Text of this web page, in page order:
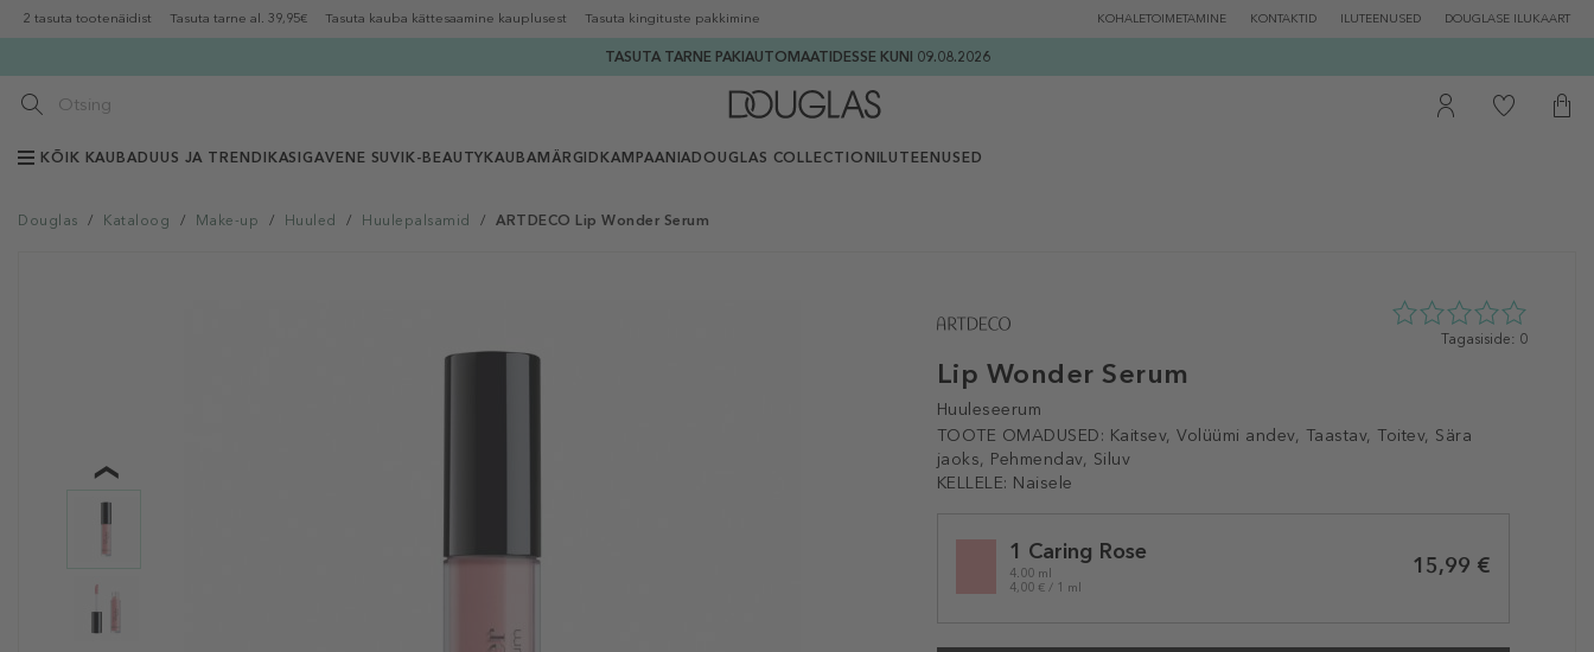
2 tasuta tootenäidist Tasuta tarne al. 39,95€ Tasuta kauba kättesaamine kauplusest Tasuta kingituste pakkimine KOHALETOIMETAMINE KONTAKTID ILUTEENUSED DOUGLASE ILUKAART
TASUTA TARNE PAKIAUTOMAATIDESSE KUNI 09.08.2026
KÕIK KAUBADUUS JA TRENDIKAS IGAVENE SUVI K-BEAUTY KAUBAMÄRGID KAMPAANIADOUGLAS COLLECTION ILUTEENUSED
Douglas / Kataloog / Make-up / Huuled / Huulepalsamid / ARTDECO Lip Wonder Serum
Lip Wonder Serum
Huuleseerum
TOOTE OMADUSED: Kaitsev, Volüümi andev, Taastav, Toitev, Sära
jaoks, Pehmendav, Siluv
KELLELE: Naisele
0
Tagasiside: 0
variation1 Caring Rose
4.00 ml
4,00 € / 1 ml
15,99 €